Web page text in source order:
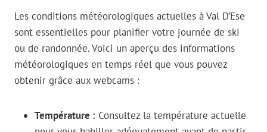
Les conditions météorologiques actuelles à Val D’Ese
sont essentielles pour planifier votre journée de ski
ou de randonnée. Voici un aperçu des informations
météorologiques en temps réel que vous pouvez
obtenir grâce aux webcams :
Température : Consultez la température actuelle